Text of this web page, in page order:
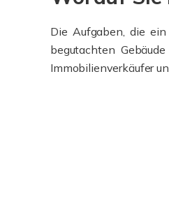
Die Aufgaben, die
begutachten
Immobilienverkäufer